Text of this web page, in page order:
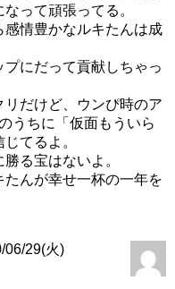
って頑張ってる。
情豊かなルキたんは成
にだって貢献しちゃっ
リだけど、ウンぴ時のア
うちに「仮面もういら
てるよ。
る宝はないよ。
んが幸せ一杯の一年を
06/29(火)